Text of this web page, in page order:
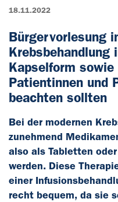
18.11.2022
Bürgervorlesung
Krebsbehandlung
Kapselform sowie
Patientinnen und
beachten sollten
Bei der modernen
zunehmend
also als Tabletten
werden. Diese
einer
recht bequem, da sie